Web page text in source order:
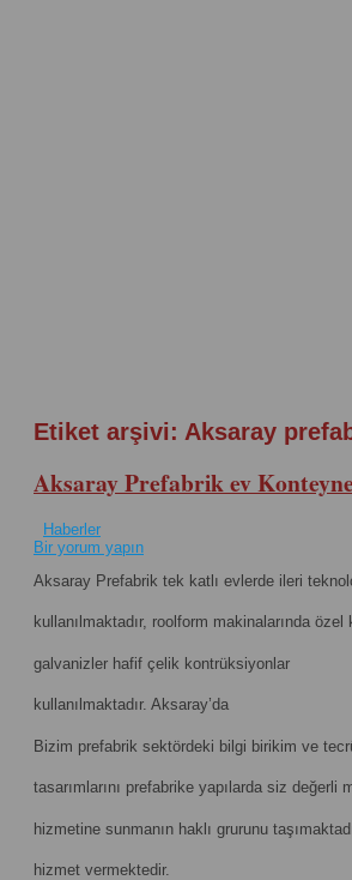
Etiket arşivi: Aksaray
Aksaray Prefabrik ev
Haberler
Bir yorum yapın
Aksaray Prefabrik tek katlı evlerde ileri
kullanılmaktadır, roolform makinalarında
galvanizler hafif çelik kontrüksiyonlar
kullanılmaktadır. Aksaray’da
Bizim prefabrik sektördeki bilgi birikim ve
tasarımlarını prefabrike yapılarda siz değerli
hizmetine sunmanın haklı grurunu
hizmet vermektedir.